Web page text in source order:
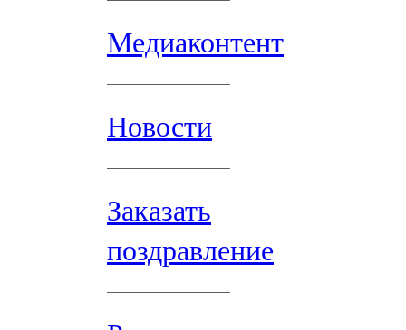
Медиаконтент
Новости
Заказать
поздравление